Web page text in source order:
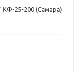
25-200 (Самара)